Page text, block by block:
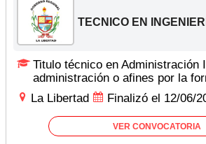
TECNICO EN
Titulo técnico en Administración
administración o afines por la
La Libertad
Finalizó el 12/06/
VER CONVOCATORIA